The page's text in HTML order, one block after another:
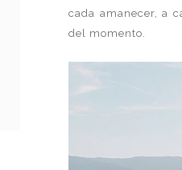
cada amanecer, a
del momento.